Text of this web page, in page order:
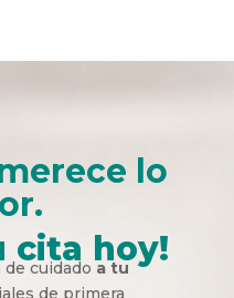
lo
cita hoy!
cuidado a tu
de primera